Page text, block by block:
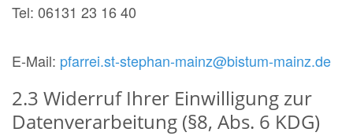
Tel: 06131 23 16 40
E-Mail: pfarrei.st-stephan-mainz@bistum-mainz.de
2.3 Widerruf Ihrer Einwilligung zur
Datenverarbeitung (§8, Abs. 6 KDG)